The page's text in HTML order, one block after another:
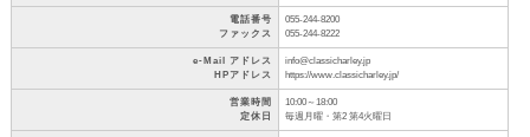
電話番号
ファックス
055-244-8200
055-244-8222
e-Mail アドレス
HPアドレス
info@classicharley.jp
https://www.classicharley.jp/
営業時間
定休日
10:00～18:00
毎週月曜・第2 第4火曜日